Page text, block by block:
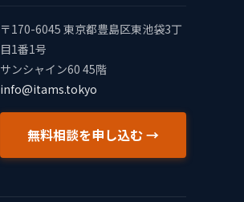
〒170-6045 東京都豊島区東池袋3丁
目1番1号
サンシャイン60 45階
info@itams.tokyo
無料相談を申し込む →